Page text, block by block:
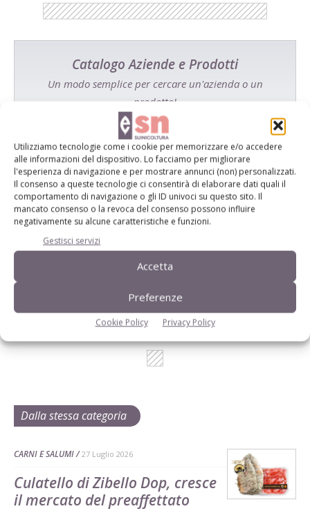
Utilizziamo tecnologie come i cookie per memorizzare e/o accedere
alle informazioni del dispositivo. Lo facciamo per migliorare
l'esperienza di navigazione e per mostrare annunci (non) personalizzati.
Il consenso a queste tecnologie ci consentirà di elaborare dati quali il
comportamento di navigazione o gli ID univoci su questo sito. Il
mancato consenso o la revoca del consenso possono influire
negativamente su alcune caratteristiche e funzioni.
Gestisci servizi
Accetta
Preferenze
Cookie Policy Privacy Policy
Catalogo Aziende e Prodotti
Un modo semplice per cercare un'azienda o un
prodotto!
Cerca adesso
L'Esperto risponde
I consigli di Terra e Vita agli agricoltori
Dalla stessa categoria
CARNI E SALUMI 27 Luglio 2026
Culatello di Zibello Dop, cresce
il mercato del preaffettato